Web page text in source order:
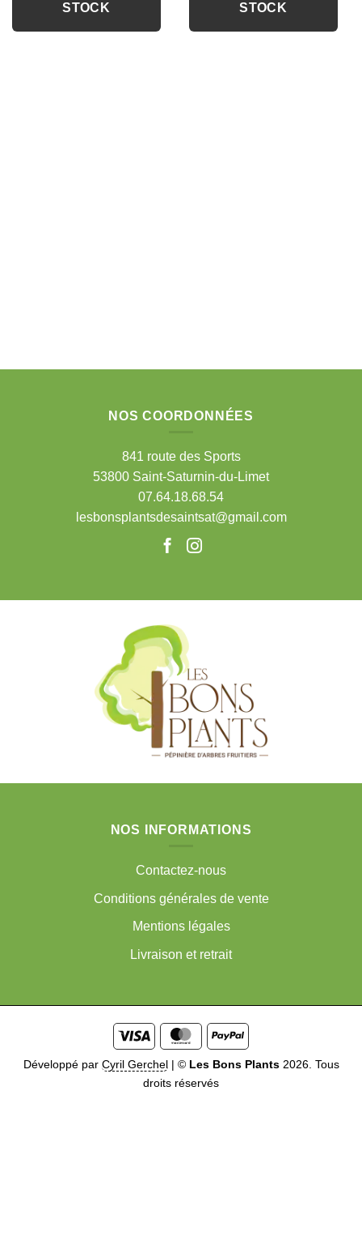
STOCK STOCK
NOS COORDONNÉES
841 route des Sports
53800 Saint-Saturnin-du-Limet
07.64.18.68.54
lesbonsplantsdesaintsat@gmail.com
NOS INFORMATIONS
Contactez-nous
Conditions générales de vente
Mentions légales
Livraison et retrait
Visa MasterCardPayPal
Développé par Cyril Gerchel | © Les Bons Plants2026. Tous
droits réservés